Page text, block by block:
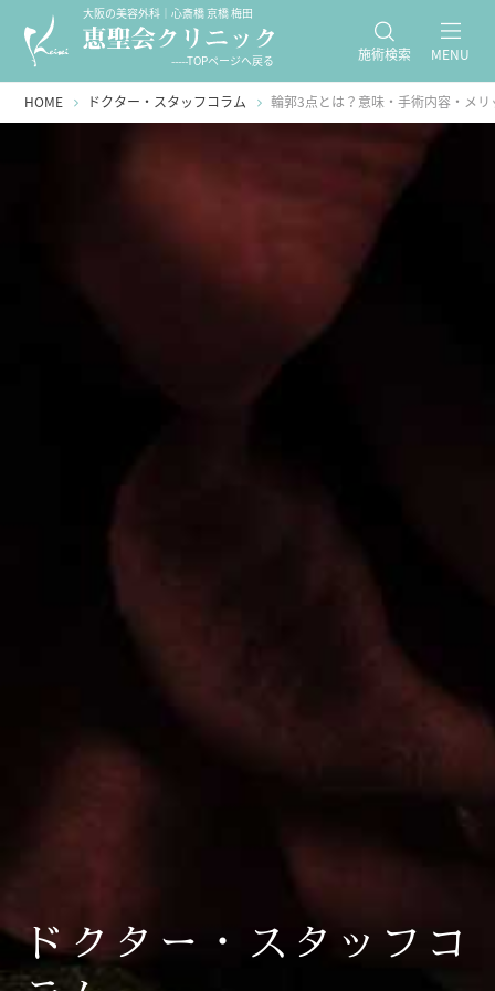
大阪の美容外科｜心斎橋 京橋 梅田
-----TOPページへ戻る 施術検索 MENU
HOME ドクター・スタッフコラム 輪郭3点とは？意味・手術内容・メ
ドクター・スタッフコ